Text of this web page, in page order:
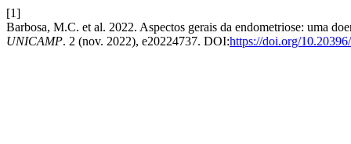
[1]
Barbosa, M.C. et al. 2022. Aspectos gerais da endometriose: uma
UNICAMP. 2 (nov. 2022), e20224737. DOI:https://doi.org/